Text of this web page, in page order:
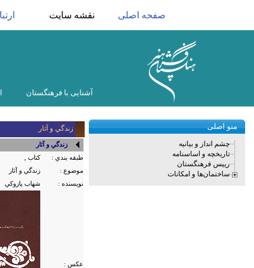
صفحه اصلی نقشه سایت
آشنایی با فرهنگستان
زندگي و آثار
زندگي و آثار
طبقه بندي :
کتاب ,
موضوع :
زندگي و آثار
نویسنده :
شهاب پازوكي
عکس :
منو اصلی
چشم انداز و بیانیه
تاریخچه و اساسنامه
رییس فرهنگستان
ساختمان‌ها و امکانات